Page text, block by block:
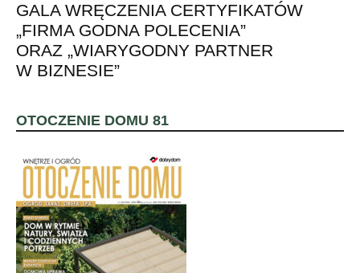
GALA WRĘCZENIA CERTYFIKATÓW
„FIRMA GODNA POLECENIA”
ORAZ „WIARYGODNY PARTNER
W BIZNESIE”
OTOCZENIE DOMU 81